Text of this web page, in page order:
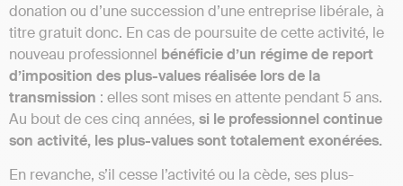
donation ou d’une succession d’une entreprise libérale, à
titre gratuit donc. En cas de poursuite de cette activité, le
nouveau professionnel bénéficie d’un régime de report
d’imposition des plus-values réalisée lors de la
transmission : elles sont mises en attente pendant 5 ans.
Au bout de ces cinq années, si le professionnel continue
son activité, les plus-values sont totalement exonérées.
En revanche, s’il cesse l’activité ou la cède, ses plus-